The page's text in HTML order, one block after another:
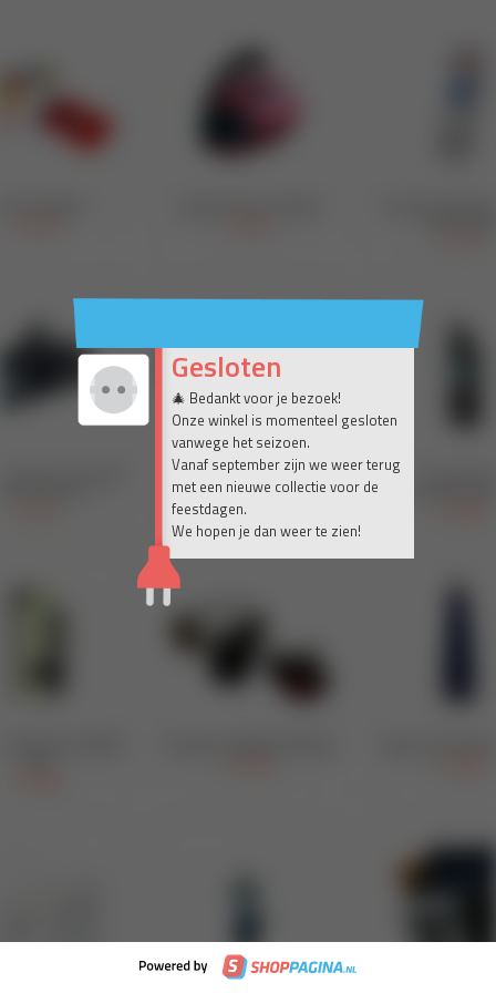
Gesloten
🎄 Bedankt voor je bezoek!
Onze winkel is momenteel gesloten
vanwege het seizoen.
Vanaf september zijn we weer terug
met een nieuwe collectie voor de
feestdagen.
We hopen je dan weer te zien!